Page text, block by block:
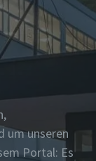
um unseren
Portal: Es